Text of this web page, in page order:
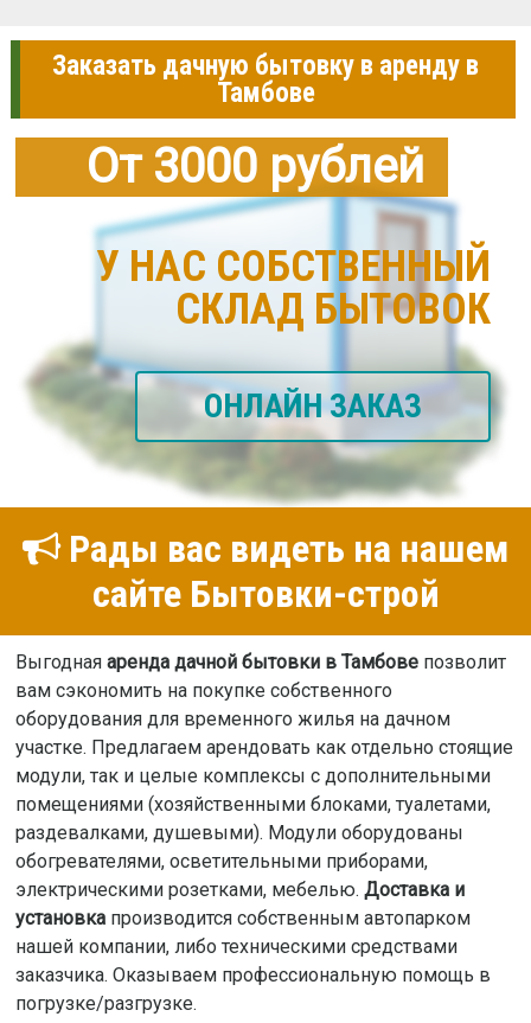
Заказать дачную бытовку в аренду в
Тамбове
От 3000 рублей
У НАС СОБСТВЕННЫЙ
СКЛАД БЫТОВОК
ОНЛАЙН ЗАКАЗ
Рады вас видеть на нашем
сайте Бытовки-строй
Выгодная аренда дачной бытовки в Тамбовепозволит
вам сэкономить на покупке собственного
оборудования для временного жилья на дачном
участке. Предлагаем арендовать как отдельно стоящие
модули, так и целые комплексы с дополнительными
помещениями (хозяйственными блоками, туалетами,
раздевалками, душевыми). Модули оборудованы
обогревателями, осветительными приборами,
электрическими розетками, мебелью. Доставка и
установкапроизводится собственным автопарком
нашей компании, либо техническими средствами
заказчика. Оказываем профессиональную помощь в
погрузке/разгрузке.